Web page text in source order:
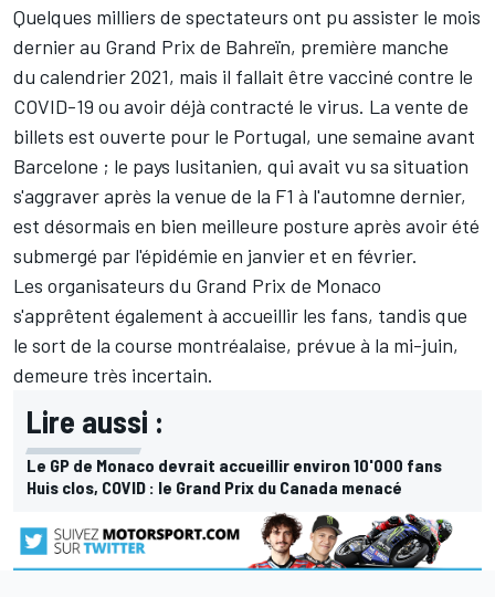
Quelques milliers de spectateurs ont pu assister le mois
dernier au Grand Prix de Bahreïn, première manche
du calendrier 2021, mais il fallait être vacciné contre le
COVID-19 ou avoir déjà contracté le virus. La vente de
billets est ouverte pour le Portugal, une semaine avant
Barcelone ; le pays lusitanien, qui avait vu sa situation
s'aggraver après la venue de la F1 à l'automne dernier,
est désormais en bien meilleure posture après avoir été
submergé par l'épidémie en janvier et en février.
Les organisateurs du Grand Prix de Monaco
s'apprêtent également à accueillir les fans, tandis que
le sort de la course montréalaise, prévue à la mi-juin,
demeure très incertain.
Lire aussi :
Le GP de Monaco devrait accueillir environ 10'000 fans
Huis clos, COVID : le Grand Prix du Canada menacé